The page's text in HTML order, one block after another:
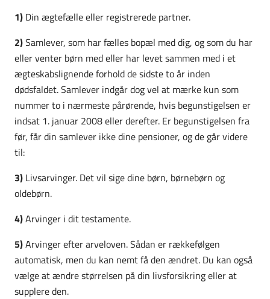
1) Din ægtefælle eller registrerede partner.
2)Samlever, som har fælles bopæl med dig, og som du har
eller venter børn med eller har levet sammen med i et
ægteskabslignende forhold de sidste to år inden
dødsfaldet. Samlever indgår dog vel at mærke kun som
nummer to i nærmeste pårørende, hvis begunstigelsen er
indsat 1. januar 2008 eller derefter. Er begunstigelsen fra
før, får din samlever ikke dine pensioner, og de går videre
til:
3) Livsarvinger. Det vil sige dine børn, børnebørn og
oldebørn.
4)Arvinger i dit testamente.
5)Arvinger efter arveloven. Sådan er rækkefølgen
automatisk, men du kan nemt få den ændret. Du kan også
vælge at ændre størrelsen på din livsforsikring eller at
supplere den.